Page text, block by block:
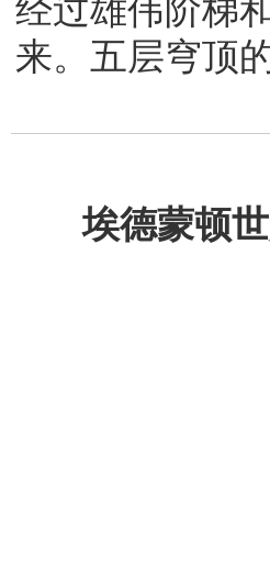
经过雄伟阶梯
来。五层穹顶
埃德蒙顿